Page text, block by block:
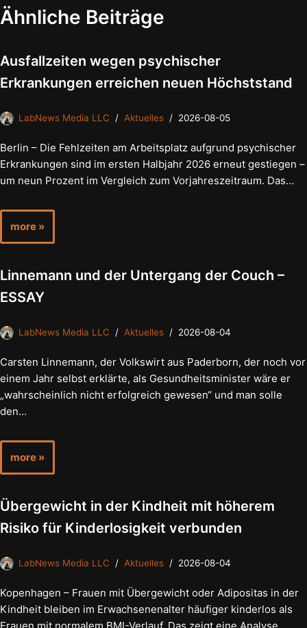
Ähnliche Beiträge
Ausfallzeiten wegen psychischer
Erkrankungen erreichen neuen Höchststand
LabNews Media LLC Aktuelles 2026-08-05
Berlin – Die Fehlzeiten am Arbeitsplatz aufgrund psychischer
Erkrankungen sind im ersten Halbjahr 2026 erneut gestiegen –
um neun Prozent im Vergleich zum Vorjahreszeitraum. Das…
more »
Linnemann und der Untergang der Couch –
ESSAY
LabNews Media LLC Aktuelles 2026-08-04
Carsten Linnemann, der Volkswirt aus Paderborn, der noch vor
einem Jahr selbst erklärte, als Gesundheitsminister wäre er
„wahrscheinlich nicht erfolgreich gewesen“ und man solle
den…
more »
Übergewicht in der Kindheit mit höherem
Risiko für Kinderlosigkeit verbunden
LabNews Media LLC Aktuelles 2026-08-04
Kopenhagen – Frauen mit Übergewicht oder Adipositas in der
Kindheit bleiben im Erwachsenenalter häufiger kinderlos als